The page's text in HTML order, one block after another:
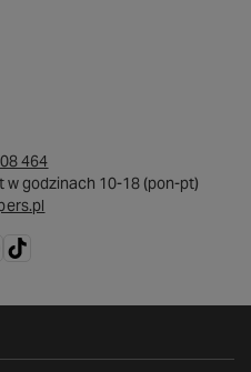
464
w godzinach 10-18 (pon-pt)